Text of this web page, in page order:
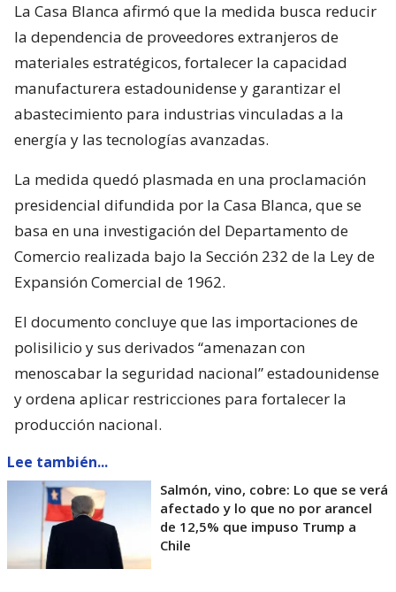
La Casa Blanca afirmó que la medida busca reducir
la dependencia de proveedores extranjeros de
materiales estratégicos, fortalecer la capacidad
manufacturera estadounidense y garantizar el
abastecimiento para industrias vinculadas a la
energía y las tecnologías avanzadas.
La medida quedó plasmada en una proclamación
presidencial difundida por la Casa Blanca, que se
basa en una investigación del Departamento de
Comercio realizada bajo la Sección 232 de la Ley de
Expansión Comercial de 1962.
El documento concluye que las importaciones de
polisilicio y sus derivados “amenazan con
menoscabar la seguridad nacional” estadounidense
y ordena aplicar restricciones para fortalecer la
producción nacional.
Lee también...
Salmón, vino, cobre: Lo que se verá
afectado y lo que no por arancel
de 12,5% que impuso Trump a
Chile